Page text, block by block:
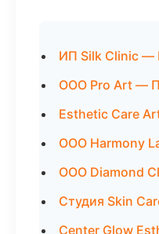
ИП Silk Clinic —
ООО Pro Art —
Esthetic Care
ООО Harmony
ООО Diamond
Студия Skin
Center Glow